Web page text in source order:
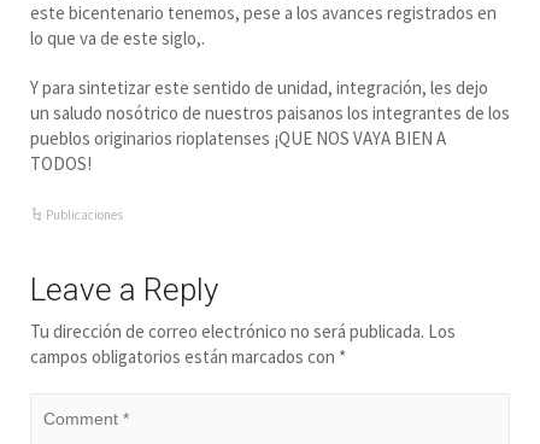
este bicentenario tenemos, pese a los avances registrados en
lo que va de este siglo,.
Y para sintetizar este sentido de unidad, integración, les dejo
un saludo nosótrico de nuestros paisanos los integrantes de los
pueblos originarios rioplatenses ¡QUE NOS VAYA BIEN A
TODOS!
Publicaciones
Leave a Reply
Tu dirección de correo electrónico no será publicada. Los
campos obligatorios están marcados con *